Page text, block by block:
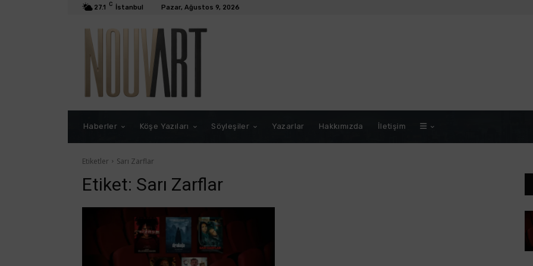
27.1 C İstanbul Pazar, Ağustos 9, 2026
Haberler Köşe Yazıları Söyleşiler Yazarlar Hakkımızda İletişim
Etiketler Sarı Zarflar
Etiket: Sarı Zarflar